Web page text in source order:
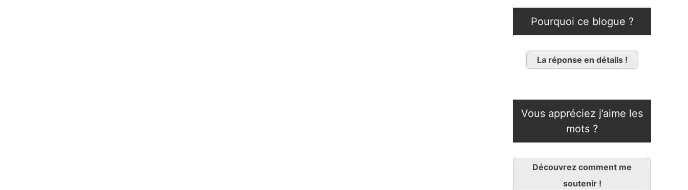
Pourquoi ce blogue ?
La réponse en détails !
Vous appréciez j’aime les
mots ?
Découvrez comment me
soutenir !